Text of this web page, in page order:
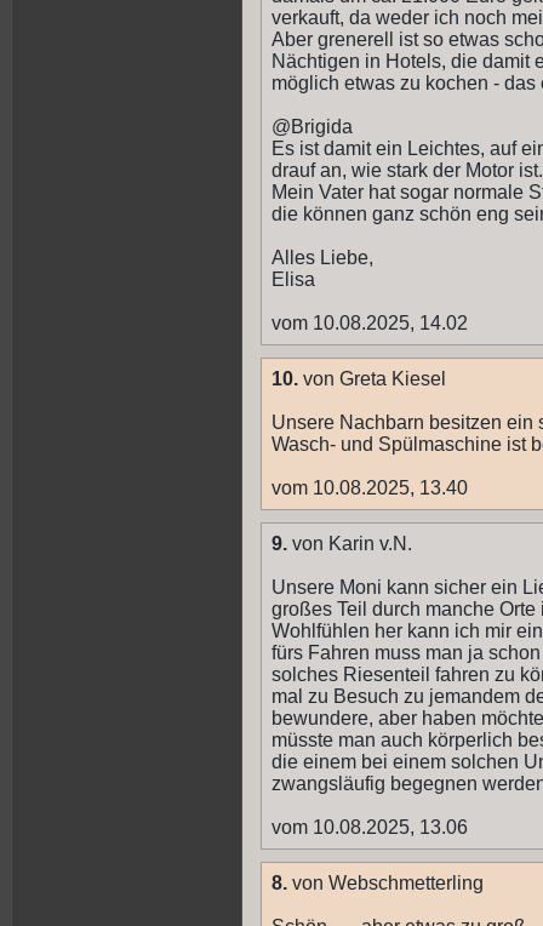
verkauft, da weder ich noch
Aber grenerell ist so etwas
Nächtigen in Hotels, die damit
möglich etwas zu kochen -
@Brigida
Es ist damit ein Leichtes, auf
drauf an, wie stark der Motor ist.
Mein Vater hat sogar normale
die können ganz schön eng
Alles Liebe,
Elisa
vom 10.08.2025, 14.02
10. von Greta Kiesel
Unsere Nachbarn besitzen ein
Wasch- und Spülmaschine ist
vom 10.08.2025, 13.40
9. von Karin v.N.
Unsere Moni kann sicher ein
großes Teil durch manche
Wohlfühlen her kann ich mir
fürs Fahren muss man ja
solches Riesenteil fahren zu
mal zu Besuch zu jemandem
bewundere, aber haben
müsste man auch körperlich
die einem bei einem solchen
zwangsläufig begegnen
vom 10.08.2025, 13.06
8. von Webschmetterling